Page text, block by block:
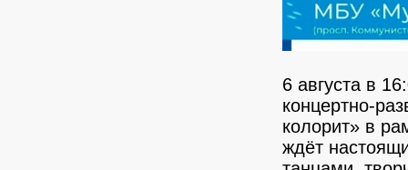
6 августа в
концертно-
колорит» в
ждёт